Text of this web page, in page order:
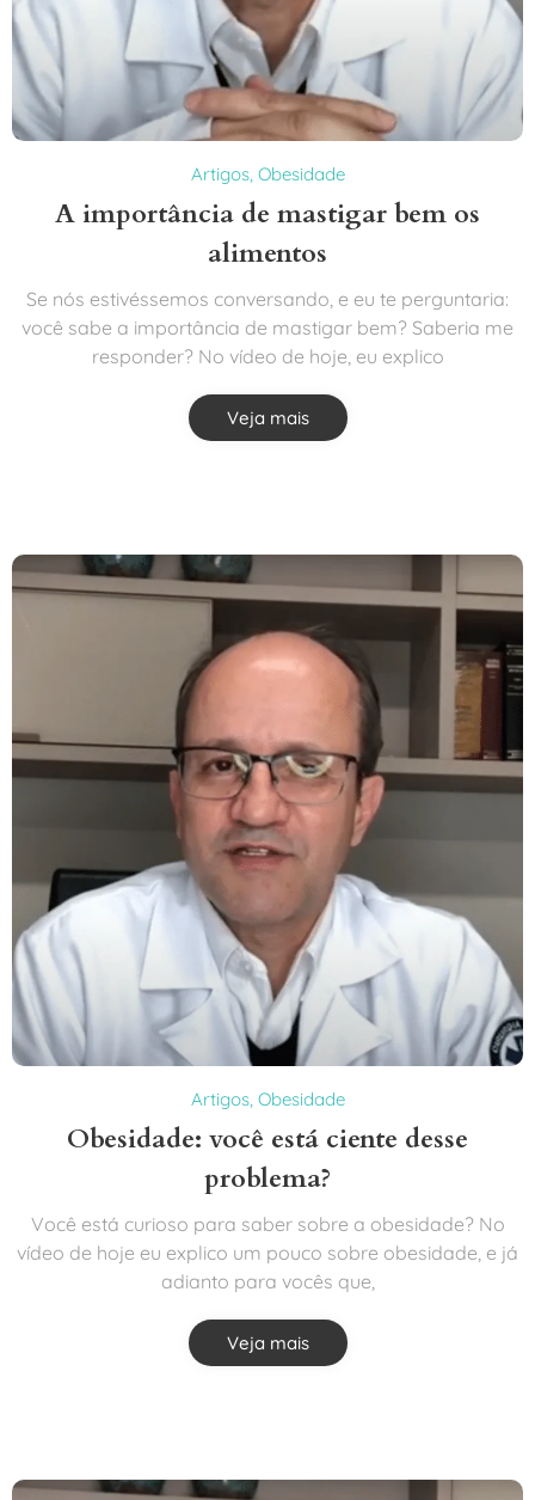
Artigos, Obesidade
A importância de mastigar bem os
alimentos
Se nós estivéssemos conversando, e eu te perguntaria:
você sabe a importância de mastigar bem? Saberia me
responder? No vídeo de hoje, eu explico
Veja mais
Artigos, Obesidade
Obesidade: você está ciente desse
problema?
Você está curioso para saber sobre a obesidade? No
vídeo de hoje eu explico um pouco sobre obesidade, e já
adianto para vocês que,
Veja mais